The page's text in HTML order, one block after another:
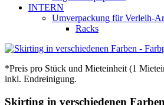
INTERN
Umverpackung für Verleih-
Racks
*Preis pro Stück und Mieteinheit (1
inkl. Endreinigung.
Skirting in verschiedenen